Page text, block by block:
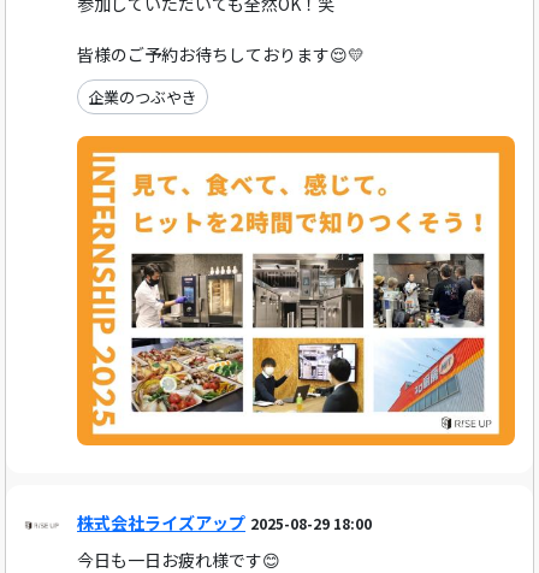
皆様のご予約お待ちしております😌💛
企業のつぶやき
株式会社ライズアップ 2025-08-29 18:00
今日も一日お疲れ様です😊